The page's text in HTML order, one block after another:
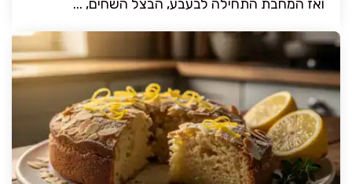
ואז המחבת התחילה לבעבע, הבצל השחים, ...